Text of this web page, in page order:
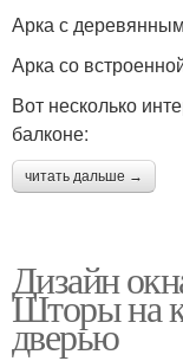
Арка с
Арка со
Вот несколько
балконе:
читать дальше →
Дизайн
Шторы на
дверью